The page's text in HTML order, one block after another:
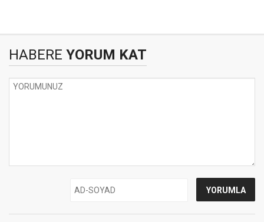
HABERE YORUM KAT